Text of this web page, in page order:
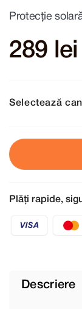
Protecție
289 lei
Selectează
Plăți rapide,
Descriere